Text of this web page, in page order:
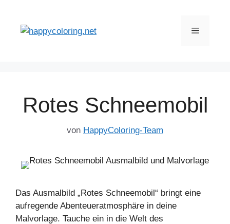
springen
Menü
Rotes Schneemobil
von HappyColoring-Team
Das Ausmalbild „Rotes Schneemobil“ bringt eine
aufregende Abenteueratmosphäre in deine
Malvorlage. Tauche ein in die Welt des